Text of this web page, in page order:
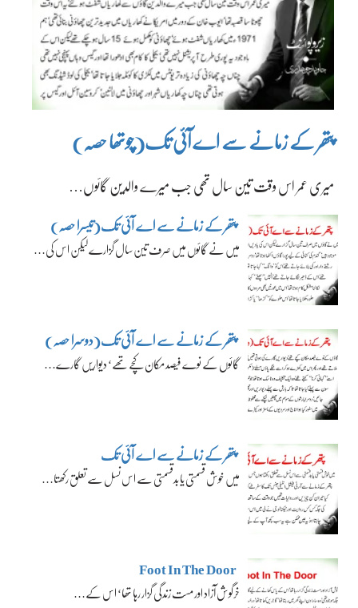
پتھر کے زمانے سے اے آئی تک(چوتھا حصہ)
میری عمر اس وقت تین سال تھی جب میرے والدین گائوں…
پتھر کے زمانے سے اے آئی تک(تیسرا حصہ)
میں نے گائوں میں صرف تین سال گزارے لیکن اس کی…
پتھر کے زمانے سے اے آئی تک(دوسرا حصہ)
گائوں کے نوے فیصد مکان کچے تھے‘ دیواریں گارے…
پتھر کے زمانے سے اے آئی تک
میں خوش قسمتی یا بدقسمتی سے اس نسل سے تعلق رکھتا…
Foot In The Door
خرگوش آزاد اور مست زندگی گزار رہا تھا‘ اس کے…